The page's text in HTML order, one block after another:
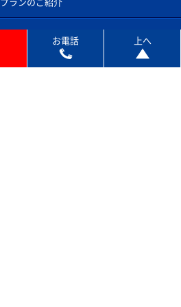
プランのご紹介お電話 上へ